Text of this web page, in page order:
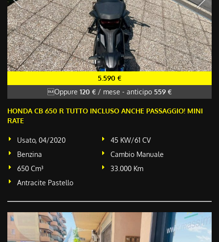
5.590 €
Oppure 120 € / mese - anticipo 559 €
HONDA CB 650 R TUTTO INCLUSO ANCHE PASSAGGIO! MINI
RATE
Usato, 04/2020
45 KW/61 CV
Benzina
Cambio Manuale
650 Cm³
33.000 Km
Antracite Pastello